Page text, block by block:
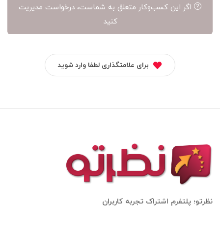
اگر این کسب‌وکار متعلق به شماست، درخواست مدیریت
کنید
برای علامتگذاری لطفا وارد شوید
نظرتو؛ پلتفرم اشتراک تجربه کاربران